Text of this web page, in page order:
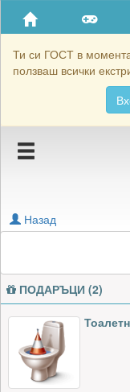
Ти си ГОСТ в
ползваш всички
Приятели
Хронология на
Подаръците на
Картичките на
Блокирай
Назад
ПОДАРЪЦИ (2)